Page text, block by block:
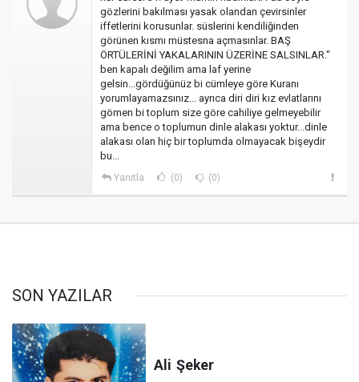
gözlerini bakılması yasak olandan çevirsinler
iffetlerini korusunlar. süslerini kendiliğinden
görünen kısmı müstesna açmasınlar. BAŞ
ÖRTÜLERİNİ YAKALARININ ÜZERİNE SALSINLAR."
ben kapalı değilim ama laf yerine
gelsin...gördüğünüz bi cümleye göre Kuranı
yorumlayamazsınız... ayrıca diri diri kız evlatlarını
gömen bi toplum size göre cahiliye gelmeyebilir
ama bence o toplumun dinle alakası yoktur...dinle
alakası olan hiç bir toplumda olmayacak bişeydir
bu...
Yanıtla (0) (0)
SON YAZILAR
Ali Şeker